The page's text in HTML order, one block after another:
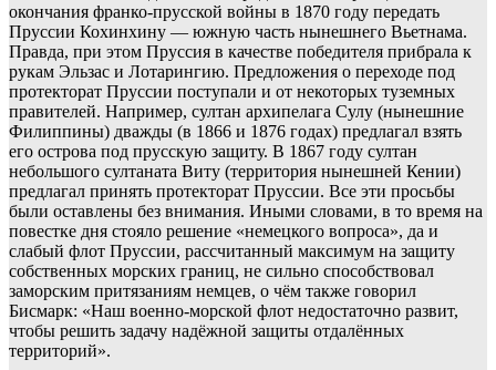
окончания франко-прусской войны в 1870 году передать
Пруссии Кохинхину — южную часть нынешнего Вьетнама.
Правда, при этом Пруссия в качестве победителя прибрала к
рукам Эльзас и Лотарингию. Предложения о переходе под
протекторат Пруссии поступали и от некоторых туземных
правителей. Например, султан архипелага Сулу (нынешние
Филиппины) дважды (в 1866 и 1876 годах) предлагал взять
его острова под прусскую защиту. В 1867 году султан
небольшого султаната Виту (территория нынешней Кении)
предлагал принять протекторат Пруссии. Все эти просьбы
были оставлены без внимания. Иными словами, в то время на
повестке дня стояло решение «немецкого вопроса», да и
слабый флот Пруссии, рассчитанный максимум на защиту
собственных морских границ, не сильно способствовал
заморским притязаниям немцев, о чём также говорил
Бисмарк: «Наш военно-морской флот недостаточно развит,
чтобы решить задачу надёжной защиты отдалённых
территорий».